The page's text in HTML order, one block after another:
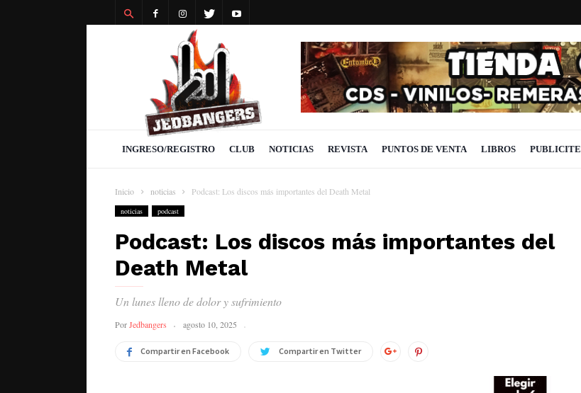
INGRESO/REGISTRO CLUB NOTICIAS REVISTA PUNTOS DE VENTA LIBROS PUBLICITE
Inicio noticias Podcast: Los discos más importantes del Death Metal
noticias podcast
Podcast: Los discos más importantes del
Death Metal
Un lunes lleno de dolor y sufrimiento
PorJedbangers agosto 10, 2025
Compartir en Facebook Compartir en Twitter